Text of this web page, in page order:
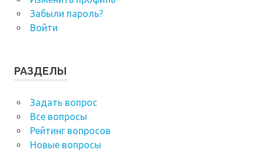
Забыли пароль?
Войти
РАЗДЕЛЫ
Задать вопрос
Все вопросы
Рейтинг вопросов
Новые вопросы